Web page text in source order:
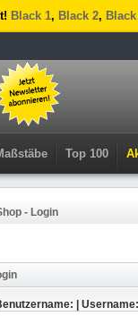
Black 1, Black 2,
Top 100
- Login
| Username: